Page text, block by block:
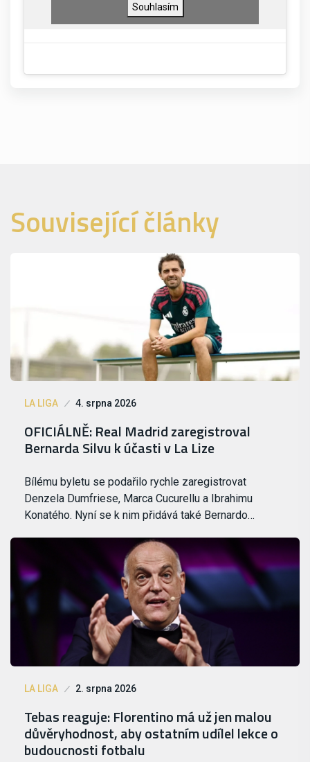
Souhlasím
Související články
LA LIGA 4. srpna 2026
OFICIÁLNĚ: Real Madrid zaregistroval
Bernarda Silvu k účasti v La Lize
Bílému byletu se podařilo rychle zaregistrovat
Denzela Dumfriese, Marca Cucurellu a Ibrahimu
Konatého. Nyní se k nim přidává také Bernardo…
LA LIGA 2. srpna 2026
Tebas reaguje: Florentino má už jen malou
důvěryhodnost, aby ostatním udílel lekce o
budoucnosti fotbalu